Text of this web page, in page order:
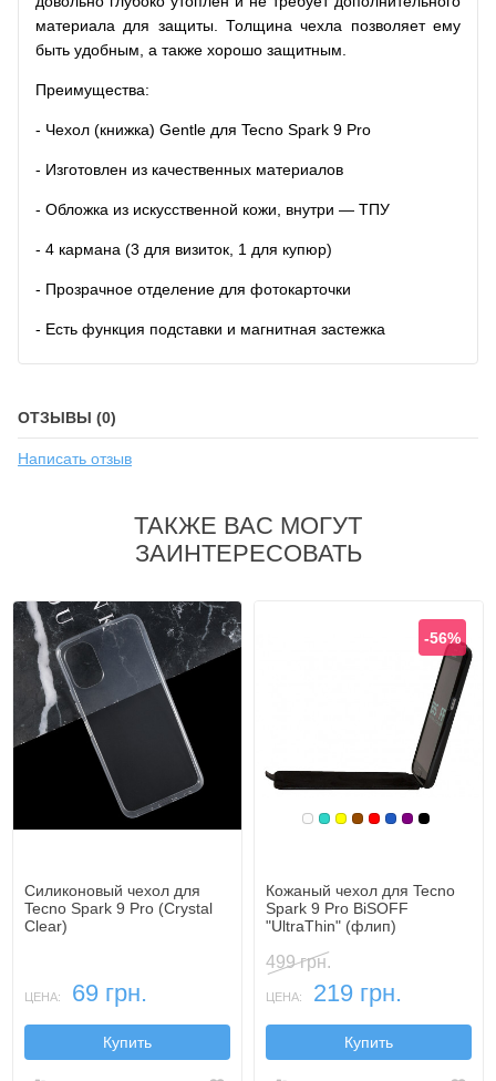
материала для защиты. Толщина чехла позволяет ему
быть удобным, а также хорошо защитным.
Преимущества:
- Чехол (книжка) Gentle для Tecno Spark 9 Pro
- Изготовлен из качественных материалов
- Обложка из искусственной кожи, внутри — ТПУ
- 4 кармана (3 для визиток, 1 для купюр)
- Прозрачное отделение для фотокарточки
- Есть функция подставки и магнитная застежка
ОТЗЫВЫ (0)
Написать отзыв
ТАКЖЕ ВАС МОГУТ
ЗАИНТЕРЕСОВАТЬ
Силиконовый чехол для
Tecno Spark 9 Pro (Crystal
Clear)
ЦЕНА: 69 грн.
Купить
Белый
Бирюзовый
Желтый
Коричневый
Красный
Синий,Черный
-56%
Кожаный чехол для Tecno
Spark 9 Pro BiSOFF
"UltraThin" (флип)
499 грн.
ЦЕНА: 219 грн.
Купить